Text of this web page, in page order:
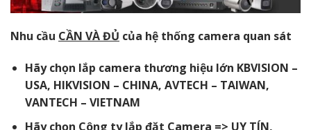
Nhu cầu CẦN VÀ ĐỦ của hệ thống camera quan sát
Hãy chọn lắp camera thương hiệu lớn KBVISION –
USA, HIKVISION – CHINA, AVTECH – TAIWAN,
VANTECH – VIETNAM
Hãy chọn Công ty lắp đặt Camera => UY TÍN,